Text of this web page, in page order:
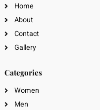
Home
About
Contact
Gallery
Categories
Women
Men